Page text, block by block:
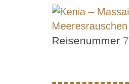
Reisenummer